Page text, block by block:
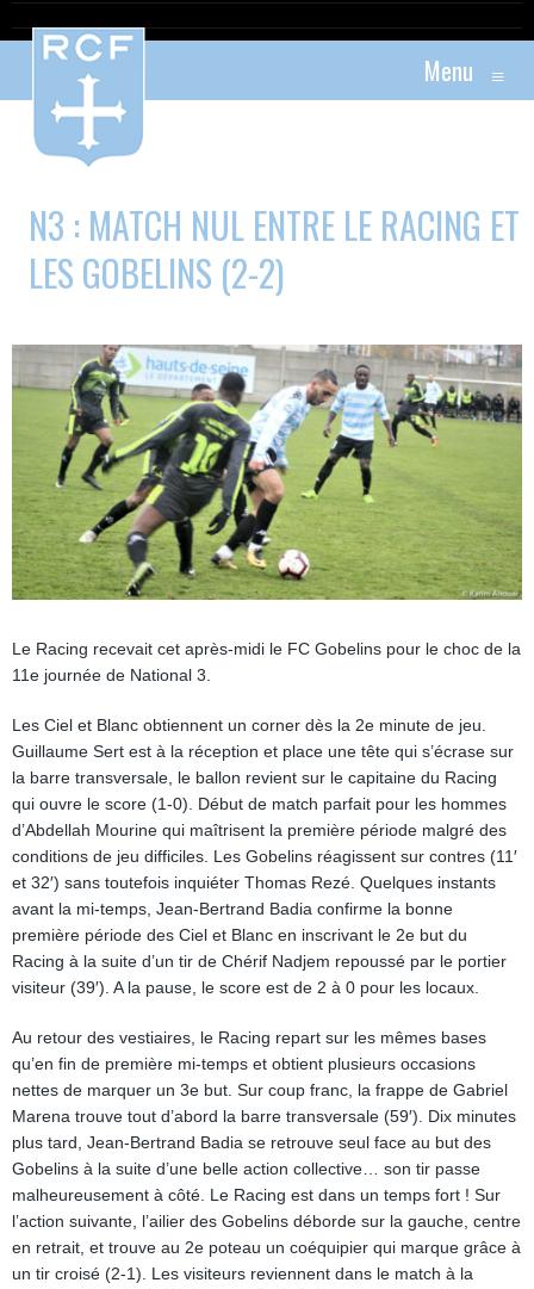
Menu ≡
N3 : MATCH NUL ENTRE LE RACING ET
LES GOBELINS (2-2)
Le Racing recevait cet après-midi le FC Gobelins pour le choc de la
11e journée de National 3.
Les Ciel et Blanc obtiennent un corner dès la 2e minute de jeu.
Guillaume Sert est à la réception et place une tête qui s’écrase sur
la barre transversale, le ballon revient sur le capitaine du Racing
qui ouvre le score (1-0). Début de match parfait pour les hommes
d’Abdellah Mourine qui maîtrisent la première période malgré des
conditions de jeu difficiles. Les Gobelins réagissent sur contres (11′
et 32′) sans toutefois inquiéter Thomas Rezé. Quelques instants
avant la mi-temps, Jean-Bertrand Badia confirme la bonne
première période des Ciel et Blanc en inscrivant le 2e but du
Racing à la suite d’un tir de Chérif Nadjem repoussé par le portier
visiteur (39′). A la pause, le score est de 2 à 0 pour les locaux.
Au retour des vestiaires, le Racing repart sur les mêmes bases
qu’en fin de première mi-temps et obtient plusieurs occasions
nettes de marquer un 3e but. Sur coup franc, la frappe de Gabriel
Marena trouve tout d’abord la barre transversale (59′). Dix minutes
plus tard, Jean-Bertrand Badia se retrouve seul face au but des
Gobelins à la suite d’une belle action collective… son tir passe
malheureusement à côté. Le Racing est dans un temps fort ! Sur
l’action suivante, l’ailier des Gobelins déborde sur la gauche, centre
en retrait, et trouve au 2e poteau un coéquipier qui marque grâce à
un tir croisé (2-1). Les visiteurs reviennent dans le match à la